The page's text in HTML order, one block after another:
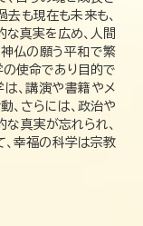
去も現在も未来も、
な真実を広め、人間
仏の願う平和で繁
の使命であり目的で
、講演や書籍やメ
、さらには、政治や
な真実が忘れられ、
幸福の科学は宗教